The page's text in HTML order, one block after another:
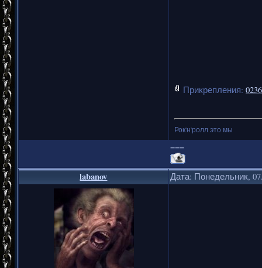
Прикрепления:
Рок'н'ролл это мы
===
labanov Дата: Понедельник,